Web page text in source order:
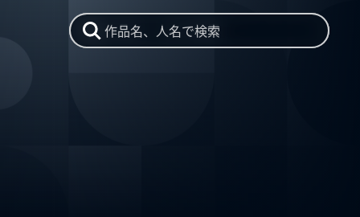
作品名、人名で検索